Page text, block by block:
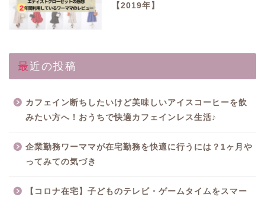
【2019年】
最近の投稿
カフェイン断ちしたいけど美味しいアイスコーヒーを飲
みたい方へ！おうちで快適カフェインレス生活♪
企業勤務ワーママが在宅勤務を快適に行うには？1ヶ月や
ってみての気づき
【コロナ在宅】子どものテレビ・ゲームタイムをスマー